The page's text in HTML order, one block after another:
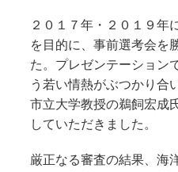
２０１７年・２０１９年
を目的に、事前選考会を
た。プレゼンテーション
う若い情熱がぶつかり合
市立大学教授の鵜飼宏成
していただきました。
厳正なる審査の結果、海